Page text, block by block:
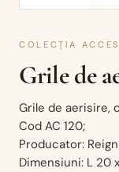
COLECȚIA
Grile de
Grile de aerisire,
Cod AC 120;
Producator:
Dimensiuni: L 20